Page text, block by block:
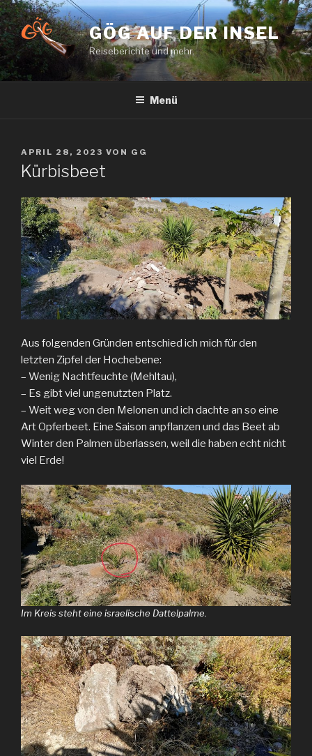
Zum
Inhalt
springen
GÖG AUF DER INSEL
Reiseberichte und mehr.
Menü
VERÖFFENTLICHT
AM
APRIL 28, 2023 VON GG
Kürbisbeet
Aus folgenden Gründen entschied ich mich für den
letzten Zipfel der Hochebene:
– Wenig Nachtfeuchte (Mehltau),
– Es gibt viel ungenutzten Platz.
– Weit weg von den Melonen und ich dachte an so eine
Art Opferbeet. Eine Saison anpflanzen und das Beet ab
Winter den Palmen überlassen, weil die haben echt nicht
viel Erde!
Im Kreis steht eine israelische Dattelpalme.